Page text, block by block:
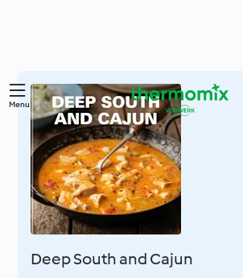
Přejít
hlavnímu
obsahu
Menu
Deep South and Cajun